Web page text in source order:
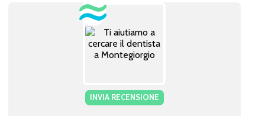
INVIA RECENSIONE